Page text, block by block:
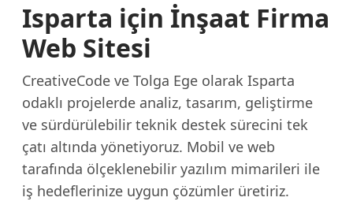
Isparta için İnşaat Firma
Web Sitesi
CreativeCode ve Tolga Ege olarak Isparta
odaklı projelerde analiz, tasarım, geliştirme
ve sürdürülebilir teknik destek sürecini tek
çatı altında yönetiyoruz. Mobil ve web
tarafında ölçeklenebilir yazılım mimarileri ile
iş hedeflerinize uygun çözümler üretiriz.